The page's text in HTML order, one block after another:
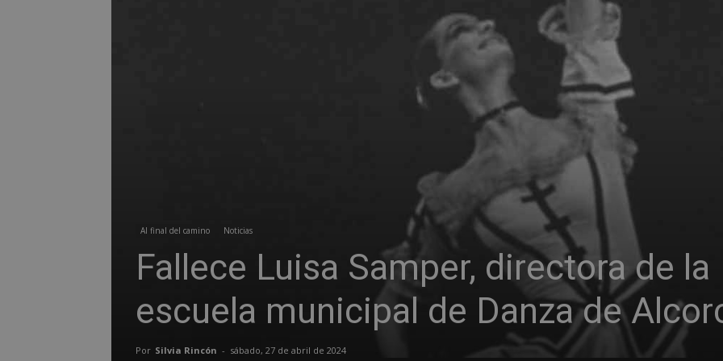
Al final del camino Noticias
Fallece Luisa Samper, directora de la
escuela municipal de Danza de
Por Silvia Rincón - sábado, 27 de abril de 2024